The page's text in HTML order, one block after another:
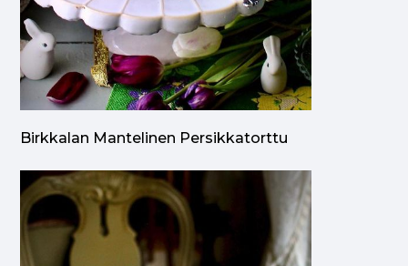
Birkkalan Mantelinen Persikkatorttu